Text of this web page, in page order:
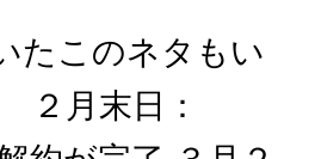
たこのネタもい
２月末日：